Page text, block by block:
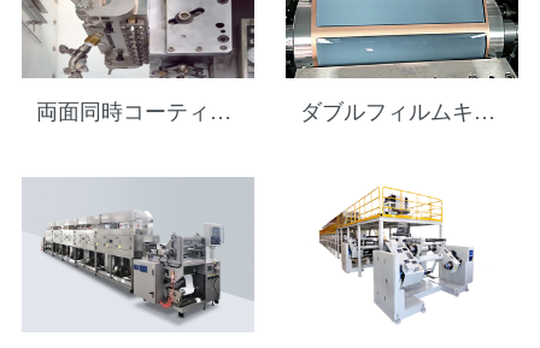
両面同時コーティング押出コーティング機 ダブルフィルムキャビティコーティング機